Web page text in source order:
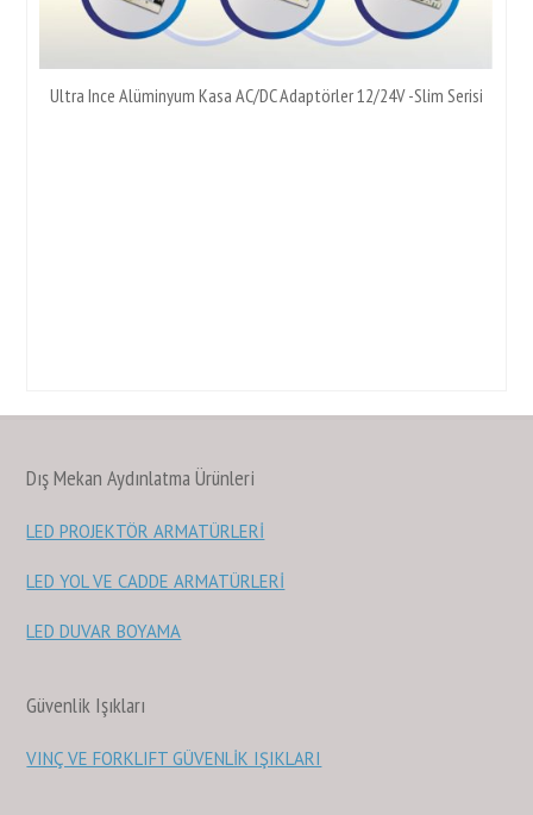
Ultra Ince Alüminyum Kasa AC/DC Adaptörler 12/24V -Slim Serisi
Dış Mekan Aydınlatma Ürünleri
LED PROJEKTÖR ARMATÜRLERİ
LED YOL VE CADDE ARMATÜRLERİ
LED DUVAR BOYAMA
Güvenlik Işıkları
VINÇ VE FORKLIFT GÜVENLİK IŞIKLARI